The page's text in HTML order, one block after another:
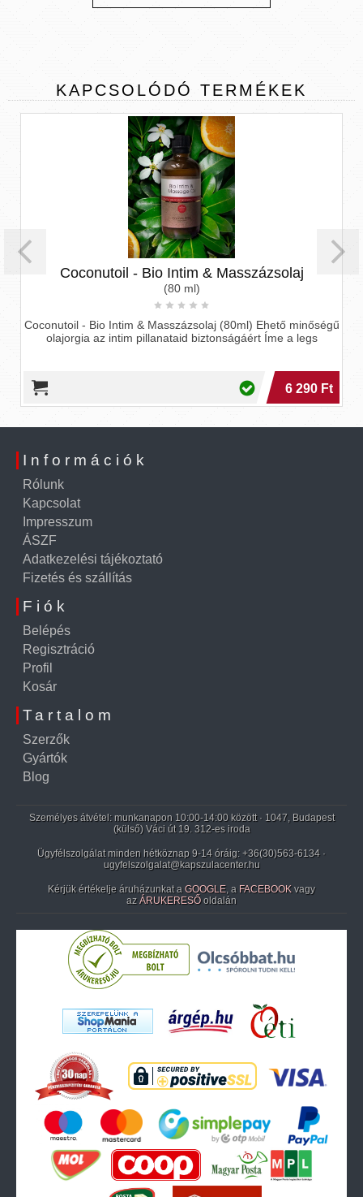
KAPCSOLÓDÓ TERMÉKEK
Coconutoil - Bio Intim & Masszázsolaj
(80 ml)
Coconutoil - Bio Intim & Masszázsolaj (80ml) Ehető minőségű
olajorgia az intim pillanataid biztonságáért Íme a legs
6 290 Ft
Információk
Rólunk
Kapcsolat
Impresszum
ÁSZF
Adatkezelési tájékoztató
Fizetés és szállítás
Fiók
Belépés
Regisztráció
Profil
Kosár
Tartalom
Szerzők
Gyártók
Blog
Személyes átvétel: munkanapon 10:00-14:00 között · 1047, Budapest
(külső) Váci út 19. 312-es iroda
Ügyfélszolgálat minden hétköznap 9-14 óráig: +36(30)563-6134 ·
ugyfelszolgalat@kapszulacenter.hu
Kérjük értékelje áruházunkat a GOOGLE, a FACEBOOK vagy
az ÁRUKERESŐ oldalán